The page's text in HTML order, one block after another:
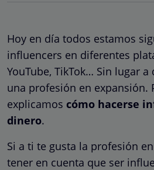
Hoy en día todos estamos
influencers en diferentes
YouTube, TikTok… Sin lugar
una profesión en expansión.
explicamos cómo hacerse
dinero.
Si a ti te gusta la profesión
tener en cuenta que ser